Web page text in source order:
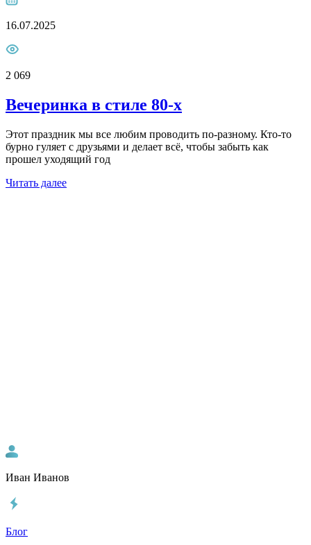
16.07.2025
2 069
Вечеринка в стиле 80-х
Этот праздник мы все любим проводить по-разному. Кто-то
бурно гуляет с друзьями и делает всё, чтобы забыть как
прошел уходящий год
Читать далее
Иван Иванов
Блог